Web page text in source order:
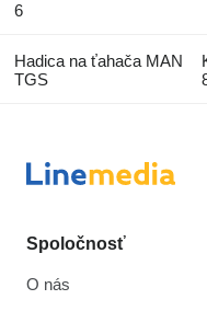
6
Hadica na ťahača MAN
TGS
Spoločnosť
O nás